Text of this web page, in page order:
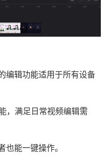
编辑功能适用于所有设备
，满足日常视频编辑需
能一键操作。